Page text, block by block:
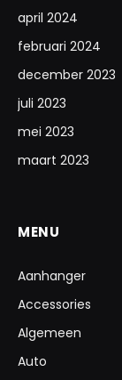
april 2024
februari 2024
december 2023
juli 2023
mei 2023
maart 2023
MENU
Aanhanger
Accessories
Algemeen
Auto